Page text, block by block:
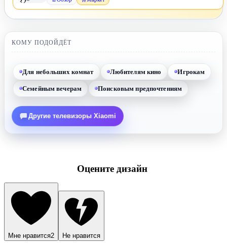
КОМУ ПОДОЙДЁТ
Другие телевизоры Xiaomi
Для небольших комнат Любителям кино Игрокам
Семейным вечерам Поисковым предпочтениям
Оцените дизайн
Мне нравится2 Не нравится